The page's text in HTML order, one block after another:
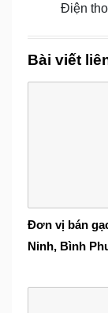
Điện
Bài viết
Đơn vị bán
Ninh, Bình